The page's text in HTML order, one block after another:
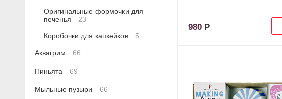
980 Р
Оригинальные формочки для
печенья
23
Коробочки для капкейков
5
Аквагрим 66
Пиньята 69
Мыльные пузыри 66